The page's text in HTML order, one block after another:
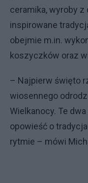
ceramika, wyroby z
inspirowane
obejmie m.in.
koszyczków oraz
– Najpierw święto
wiosennego
Wielkanocy. Te
opowieść o
rytmie – mówi